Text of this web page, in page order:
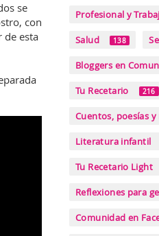
se
con
de esta
Profesional y
Salud 138
Bloggers en
Tu Recetario 216
Cuentos, poesías
Literatura infantil
Tu Recetario Light
Reflexiones para
Comunidad en